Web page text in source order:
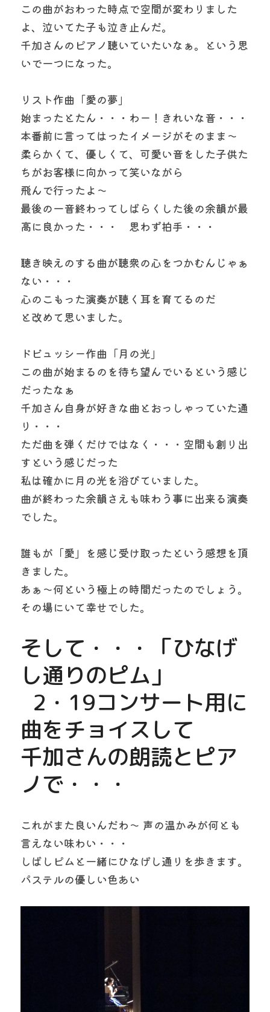
この曲がおわった時点で空間が変わりました
よ、泣いてた子も泣き止んだ。
千加さんのピアノ聴いていたいなぁ。という思
いで一つになった。
リスト作曲「愛の夢」
始まったとたん・・・わー！きれいな音・・・
本番前に言ってはったイメージがそのまま～
柔らかくて、優しくて、可愛い音をした子供た
ちがお客様に向かって笑いながら
飛んで行ったよ～
最後の一音終わってしばらくした後の余韻が最
高に良かった・・・　思わず拍手・・・
聴き映えのする曲が聴衆の心をつかむんじゃぁ
ない・・・
心のこもった演奏が聴く耳を育てるのだ
と改めて思いました。
ドビュッシー作曲「月の光」
この曲が始まるのを待ち望んでいるという感じ
だったなぁ
千加さん自身が好きな曲とおっしゃっていた通
り・・・
ただ曲を弾くだけではなく・・・空間も創り出
すという感じだった
私は確かに月の光を浴びていました。
曲が終わった余韻さえも味わう事に出来る演奏
でした。
誰もが「愛」を感じ受け取ったという感想を頂
きました。
あぁ〜何という極上の時間だったのでしょう。
その場にいて幸せでした。
そして・・・「ひなげ
し通りのピム」
曲をチョイスして
千加さんの朗読とピア
ノで・・・
これがまた良いんだわ〜 声の温かみが何とも
言えない味わい・・・
しばしピムと一緒にひなげし通りを歩きます。
パステルの優しい色あい